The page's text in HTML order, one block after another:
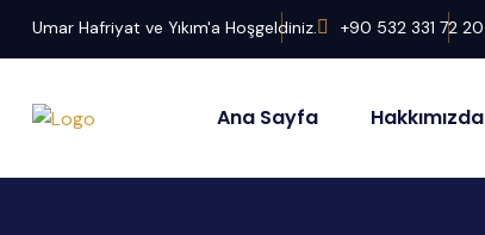
Umar Hafriyat ve Yıkım'a Hoşgeldiniz. +90 532 331 72 20
Ana Sayfa Hakkımızda